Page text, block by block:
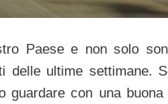
Paese e non solo
delle ultime settimane.
guardare con una